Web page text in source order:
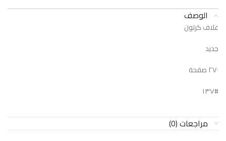
الوصف
غلاف كرتون
جديد
٢٧٠ صفحة
#١٣٧
مراجعات (0)